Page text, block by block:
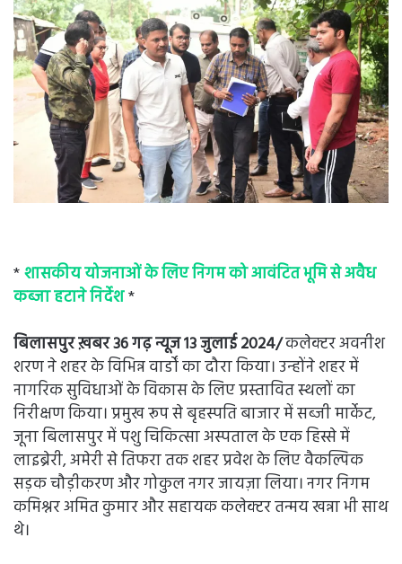
*शासकीय योजनाओं के लिए निगम को आवंटित भूमि से अवैध
कब्जा हटाने निर्देश*
बिलासपुर ख़बर 36 गढ़ न्यूज 13 जुलाई 2024/कलेक्टर अवनीश
शरण ने शहर के विभिन्न वार्डों का दौरा किया। उन्होंने शहर में
नागरिक सुविधाओं के विकास के लिए प्रस्तावित स्थलों का
निरीक्षण किया। प्रमुख रूप से बृहस्पति बाजार में सब्जी मार्केट,
जूना बिलासपुर में पशु चिकित्सा अस्पताल के एक हिस्से में
लाइब्रेरी, अमेरी से तिफरा तक शहर प्रवेश के लिए वैकल्पिक
सड़क चौड़ीकरण और गोकुल नगर जायज़ा लिया। नगर निगम
कमिश्नर अमित कुमार और सहायक कलेक्टर तन्मय खन्ना भी साथ
थे।